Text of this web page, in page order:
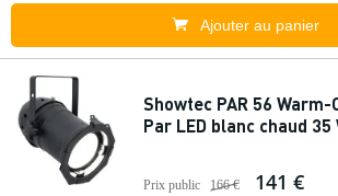
Ajouter au panier
Showtec PAR 56
Par LED blanc chaud 35
Prix public 166 € 141 €